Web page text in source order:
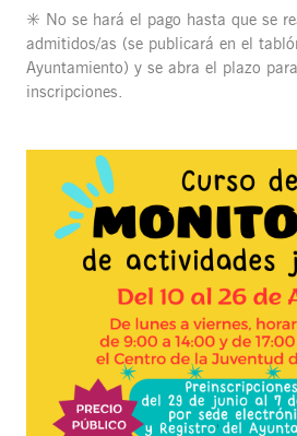
✳️ No se hará el pago hasta que se
admitidos/as (se publicará en el
Ayuntamiento) y se abra el plazo
inscripciones.